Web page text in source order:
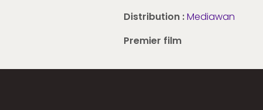
Distribution :Mediawan
Premier film